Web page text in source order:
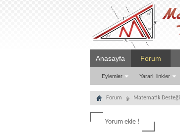
Anasayfa Forum
Eylemler Yararlı linkler
Forum Matematik Desteği
Yorum ekle !